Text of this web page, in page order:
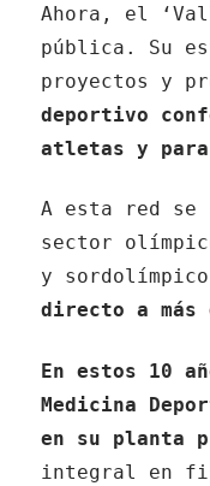
Ahora, el
pública. Su
proyectos y
deportivo
atletas y
A esta red se
sector
y
directo a
En estos 10
Medicina
en su planta
integral en